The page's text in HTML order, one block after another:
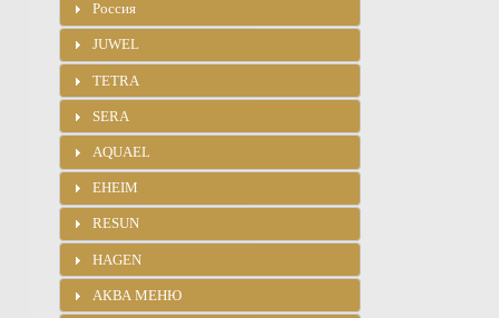
Россия
JUWEL
TETRA
SERA
AQUAEL
EHEIM
RESUN
HAGEN
АКВА МЕНЮ